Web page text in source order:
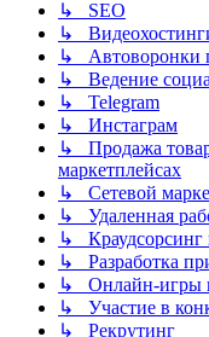
↳ SEO
↳
↳ Автоворонки
↳ Ведение
↳ Telegram
↳ Инстаграм
↳ Продажа
маркетплейсах
↳ Сетевой
↳ Удаленная
↳ Краудсорсинг
↳ Разработка
↳ Онлайн-игры
↳ Участие в
↳ Рекрутинг